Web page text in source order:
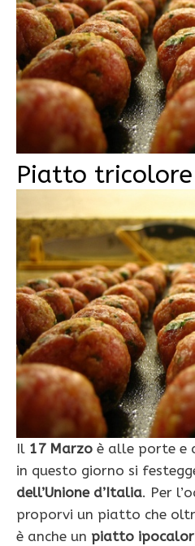
Piatto
Il 17 Marzo è alle porte e
in questo giorno si
dell’Unione d’Italia. Per
proporvi un piatto che
è anche un piatto